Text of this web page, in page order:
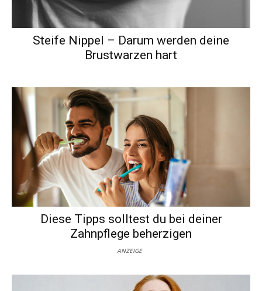
Steife Nippel – Darum werden deine
Brustwarzen hart
Diese Tipps solltest du bei deiner
Zahnpflege beherzigen
ANZEIGE